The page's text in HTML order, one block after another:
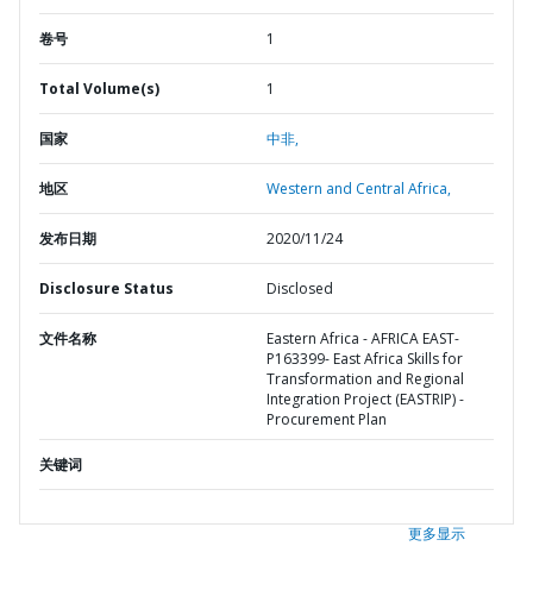
卷号 1
Total Volume(s) 1
国家 中非,
地区 Western and Central Africa,
发布日期 2020/11/24
Disclosure Status Disclosed
文件名称
Eastern Africa - AFRICA EAST-
P163399- East Africa Skills for
Transformation and Regional
Integration Project (EASTRIP) -
Procurement Plan
关键词
更多显示